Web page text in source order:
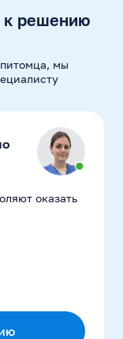
к решению
питомца, мы
оказать